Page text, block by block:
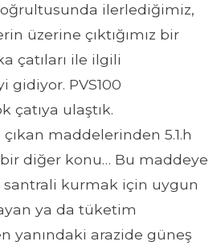
ilerlediğimiz,
üzerine çıktığımız bir
çatıları ile ilgili
gidiyor. PVS100
çatıya ulaştık.
maddelerinden 5.1.h
diğer konu… Bu maddeye
kurmak için uygun
ya da tüketim
yanındaki arazide güneş